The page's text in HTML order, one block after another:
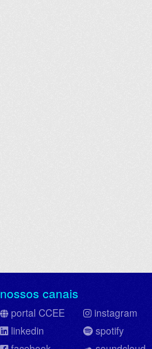
nossos canais
portal CCEE
linkedin
instagram
spotify